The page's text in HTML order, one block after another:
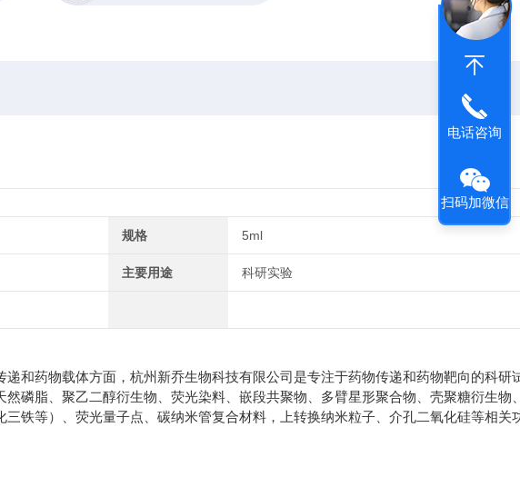
规格 5ml
主要用途 科研实验
和药物载体方面，杭州新乔生物科技有限公司是专注于药物传递和药物靶向的科研
磷脂、聚乙二醇衍生物、荧光染料、嵌段共聚物、多臂星形聚合物、壳聚糖衍生物
铁等）、荧光量子点、碳纳米管复合材料，上转换纳米粒子、介孔二氧化硅等相关
电话咨询
扫码加微信